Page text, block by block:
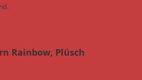
Rainbow, Plüsch